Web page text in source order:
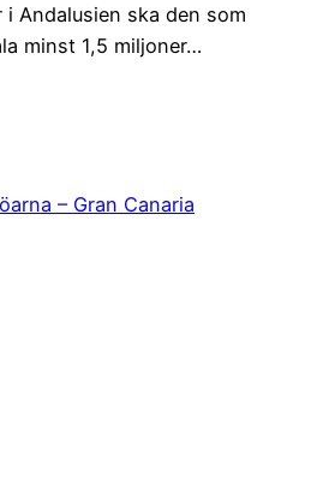
Andalusien ska den som
minst 1,5 miljoner…